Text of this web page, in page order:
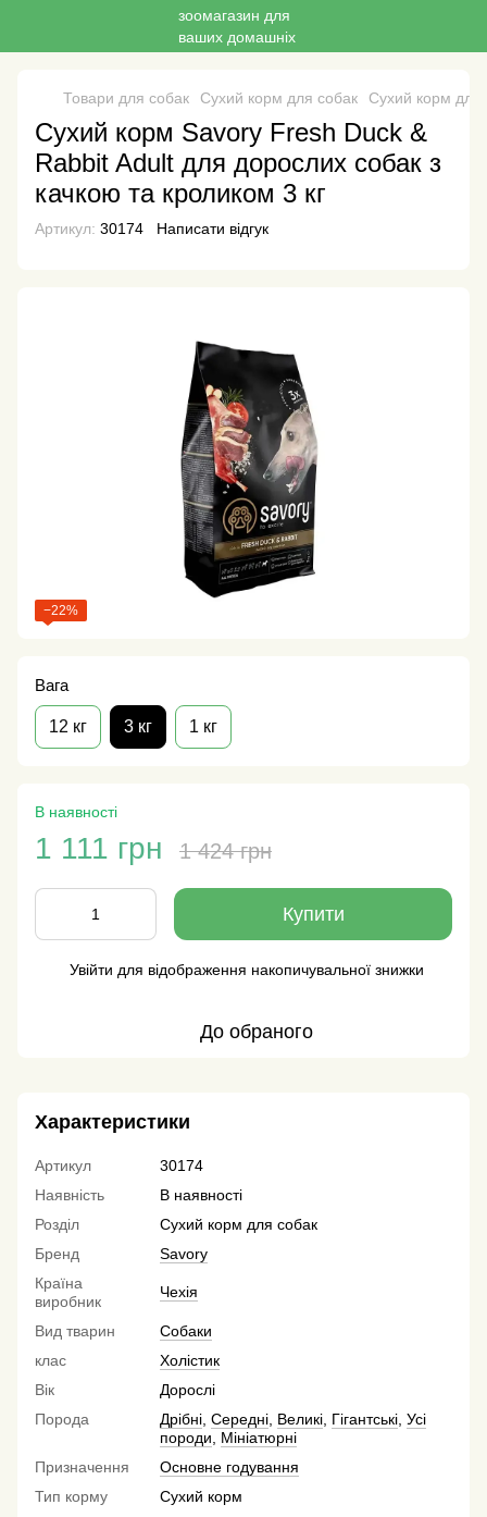
Товари для собак Сухий корм для собак Сухий корм для
Сухий корм Savory Fresh Duck &
Rabbit Adult для дорослих собак з
качкою та кроликом 3 кг
Артикул: 30174 Написати відгук
−22%
Вага
12 кг 3 кг 1 кг
В наявності
1 111 грн 1 424 грн
Купити
Увійти для відображення накопичувальної знижки
До обраного
Характеристики
Артикул
30174
Наявність
В наявності
Розділ
Сухий корм для собак
Бренд
Savory
Країна
виробник
Чехія
Вид тварин
Собаки
клас
Холістик
Вік
Дорослі
Порода
Дрібні Середні Великі Гігантські Усі
породи
Мініатюрні
Призначення
Основне годування
Тип корму
Сухий корм